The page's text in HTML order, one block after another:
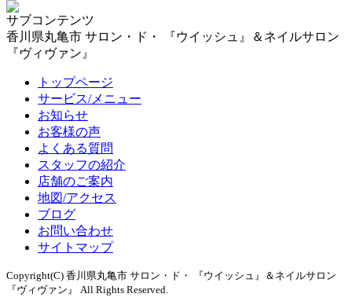
サブコンテンツ
香川県丸亀市 サロン・ド・ 『ウイッシュ』＆ネイルサロン
『ヴィヴァン』
トップページ
サービス/メニュー
お知らせ
お客様の声
よくある質問
スタッフの紹介
店舗のご案内
地図/アクセス
ブログ
お問い合わせ
サイトマップ
Copyright(C) 香川県丸亀市 サロン・ド・ 『ウイッシュ』＆ネイルサロン
『ヴィヴァン』 All Rights Reserved.